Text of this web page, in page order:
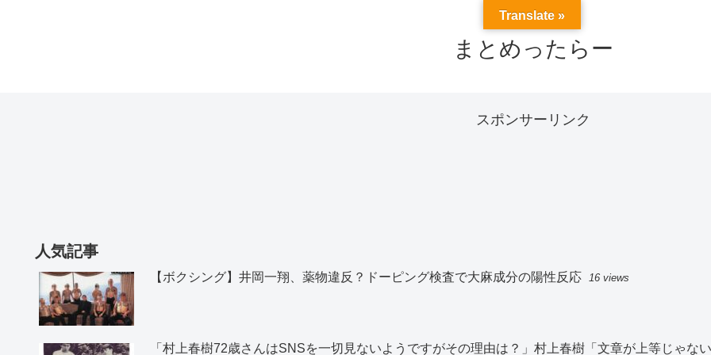
まとめったらー
スポンサーリンク
人気記事
【ボクシング】井岡一翔、薬物違反？ドーピング検査で大麻成分の陽性反応 16 views
「村上春樹72歳さんはSNSを一切見ないようですがその理由は？」村上春樹「文章が上等じゃない
Translate »